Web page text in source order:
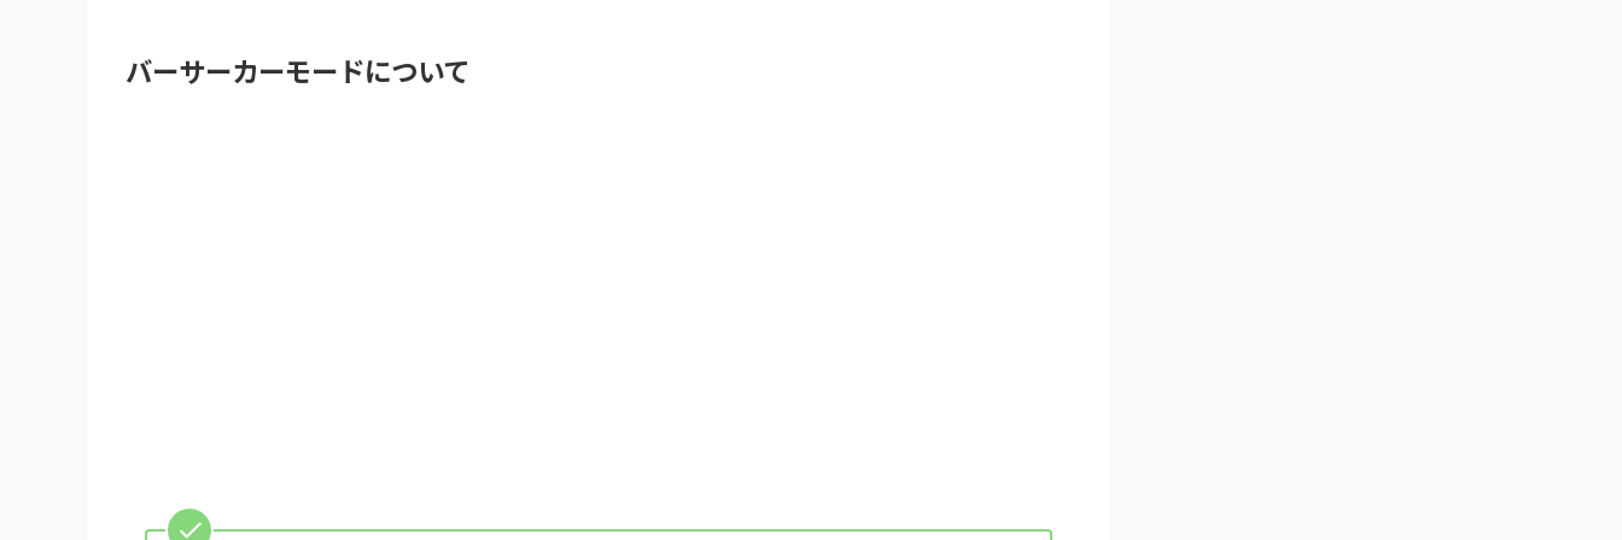
バーサーカーモードについて